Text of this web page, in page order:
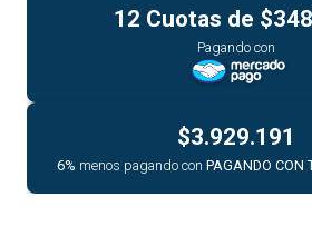
12 Cuotas de
Pagando con
$3.929.191
6% menos pagando con PAGANDO CON